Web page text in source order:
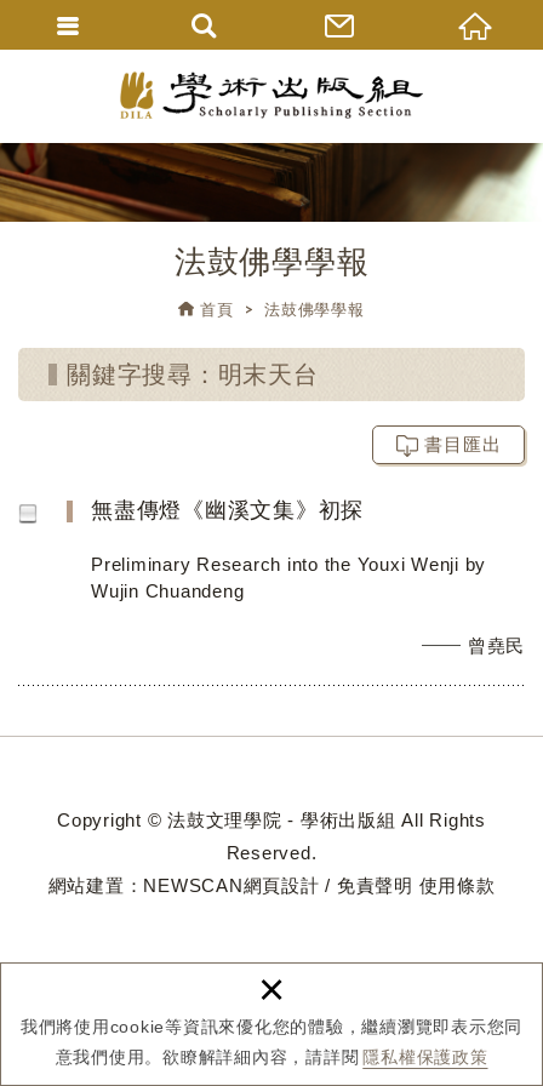
我們將使用cookie等資訊來優化您的體驗，繼續瀏覽即表示您同
意我們使用。欲瞭解詳細內容，請詳閱 隱私權保護政策
×
法鼓佛學學報
首頁 法鼓佛學學報
關鍵字搜尋：明末天台
書目匯出
無盡傳燈《幽溪文集》初探
Preliminary Research into the Youxi Wenji by
Wujin Chuandeng
曾堯民
Copyright © 法鼓文理學院 - 學術出版組 All Rights
Reserved.
網站建置： NEWSCAN網頁設計 / 免責聲明 使用條款